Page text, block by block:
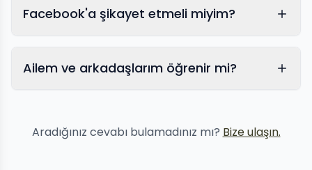
Facebook'a şikayet etmeli miyim?
Ailem ve arkadaşlarım öğrenir mi?
Aradığınız cevabı bulamadınız mı? Bize ulaşın.